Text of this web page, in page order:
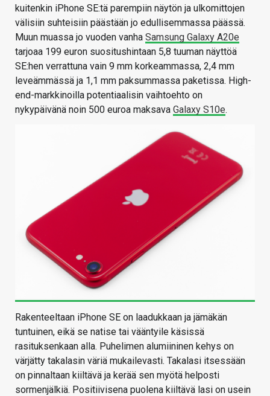
kuitenkin iPhone SE:tä parempiin näytön ja ulkomittojen
välisiin suhteisiin päästään jo edullisemmassa päässä.
Muun muassa jo vuoden vanha Samsung Galaxy A20e
tarjoaa 199 euron suositushintaan 5,8 tuuman näyttöä
SE:hen verrattuna vain 9 mm korkeammassa, 2,4 mm
leveämmässä ja 1,1 mm paksummassa paketissa. High-
end-markkinoilla potentiaalisin vaihtoehto on
nykypäivänä noin 500 euroa maksava Galaxy S10e.
Rakenteeltaan iPhone SE on laadukkaan ja jämäkän
tuntuinen, eikä se natise tai vääntyile käsissä
rasituksenkaan alla. Puhelimen alumiininen kehys on
värjätty takalasin väriä mukailevasti. Takalasi itsessään
on pinnaltaan kiiltävä ja kerää sen myötä helposti
sormenjälkiä. Positiivisena puolena kiiltävä lasi on usein